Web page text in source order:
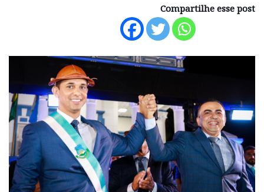
Compartilhe esse post